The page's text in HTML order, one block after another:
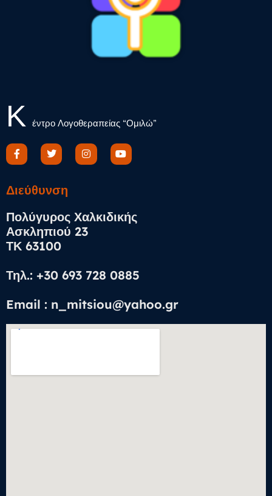
Κ έντρο Λογοθεραπείας “Ομιλώ”
Διεύθυνση​
Πολύγυρος Χαλκιδικής
Ασκληπιού 23
ΤΚ 63100
Τηλ.: +30 693 728 0885
Email : n_mitsiou@yahoo.gr